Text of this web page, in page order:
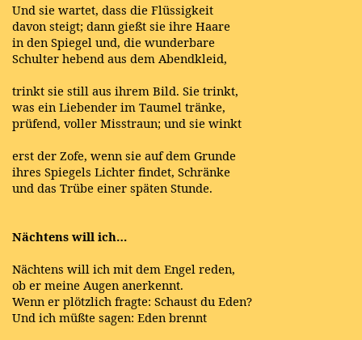
Und sie wartet, dass die Flüssigkeit
davon steigt; dann gießt sie ihre Haare
in den Spiegel und, die wunderbare
Schulter hebend aus dem Abendkleid,
trinkt sie still aus ihrem Bild. Sie trinkt,
was ein Liebender im Taumel tränke,
prüfend, voller Misstraun; und sie winkt
erst der Zofe, wenn sie auf dem Grunde
ihres Spiegels Lichter findet, Schränke
und das Trübe einer späten Stunde.
Nächtens will ich…
Nächtens will ich mit dem Engel reden,
ob er meine Augen anerkennt.
Wenn er plötzlich fragte: Schaust du Eden?
Und ich müßte sagen: Eden brennt